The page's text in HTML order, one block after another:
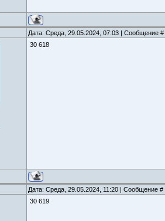
Дата: Среда, 29.05.2024, 07:03 | Сообщение #
30 618
Дата: Среда, 29.05.2024, 11:20 | Сообщение #
30 619